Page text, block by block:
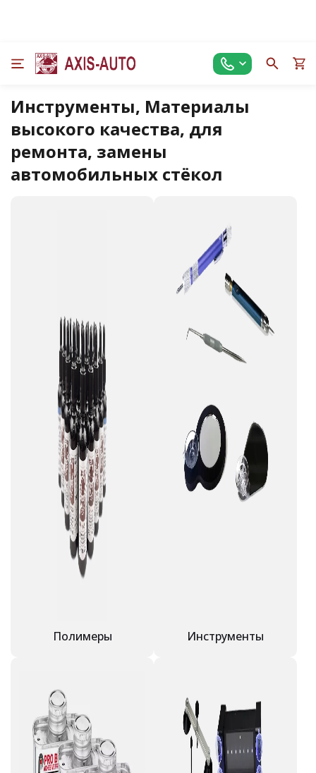
Инструменты, Материалы
высокого качества, для
ремонта, замены
автомобильных стёкол
Полимеры Инструменты